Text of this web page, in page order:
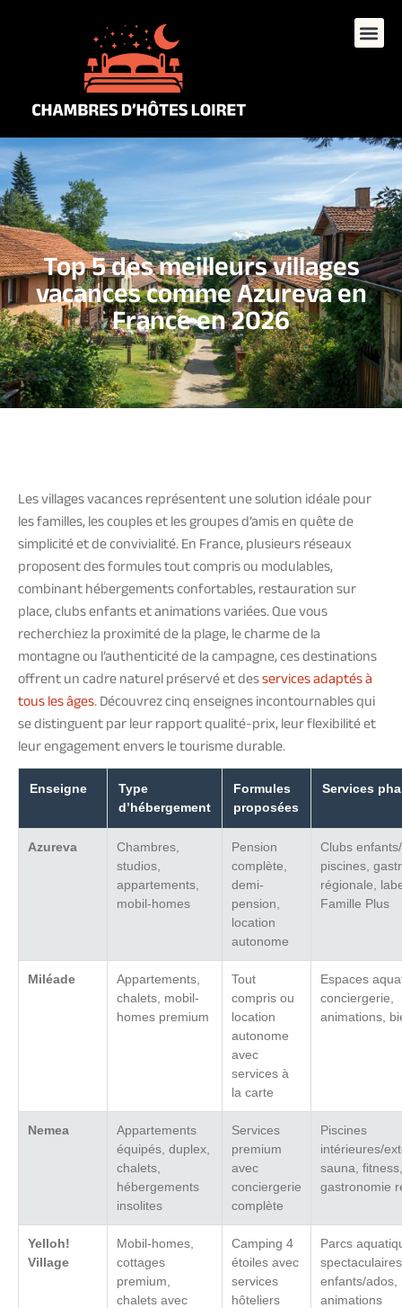
Top 5 des meilleurs villages
vacances comme Azureva en
France en 2026
Les villages vacances représentent une solution idéale pour
les familles, les couples et les groupes d’amis en quête de
simplicité et de convivialité. En France, plusieurs réseaux
proposent des formules tout compris ou modulables,
combinant hébergements confortables, restauration sur
place, clubs enfants et animations variées. Que vous
recherchiez la proximité de la plage, le charme de la
montagne ou l’authenticité de la campagne, ces destinations
offrent un cadre naturel préservé et desservices adaptés à
tous les âges. Découvrez cinq enseignes incontournables qui
se distinguent par leur rapport qualité-prix, leur flexibilité et
leur engagement envers le tourisme durable.
Enseigne
Type
d’hébergement
Formules
proposées
Services
Azureva
Chambres,
studios,
appartements,
mobil-homes
Pension
complète,
demi-
pension,
location
autonome
Clubs
piscines,
régionale,
Famille Plus
Miléade
Appartements,
chalets, mobil-
homes premium
Tout
compris ou
location
autonome
avec
services à
la carte
Espaces
conciergerie,
animations,
Nemea
Appartements
équipés, duplex,
chalets,
hébergements
insolites
Services
premium
avec
conciergerie
complète
Piscines
intérieures/
sauna, fitness,
gastronomie
Yelloh!
Village
Mobil-homes,
cottages
premium,
chalets avec
Camping 4
étoiles avec
services
hôteliers
Parcs
enfants/ados,
animations